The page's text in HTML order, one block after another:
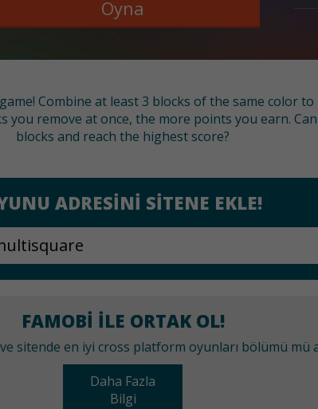
Oyna
Combine at least 3 blocks of the same color
you remove at once, the more points you earn.
blocks and reach the highest score?
ADRESINI SITENE EKLE!
FAMOBI ILE ORTAK OL!
sitende en iyi cross platform oyunları bölümü mü
Daha Fazla
Bilgi